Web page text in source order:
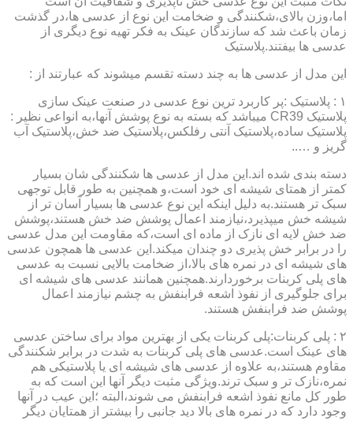
اما،وزن بالای،شکنندگی و ضخامت این نوع از عدسی ها،در گذشت
زمان باعث شد که سازندگان عینک به فکر تهیه نوع دیگری از
عدسی ها بیفتند.پلاستیک
این مدل از عدسی ها به چند دسته تقسم میشوند که عبارتند از :
۱ : پلاستیک :پر کاربرد ترین نوع عدسی در صنعت عینک سازی
پلاستیک CR39 میباشد که بسته به نوع پوشش آنها،به انواعی نظیر :
پلاستیک ساده،پلاستیک آنتی رفلکس،پلاستیک ضد خش،پلاستیک آب
گریز و …..
دسته بندی شده اند.این مدل از عدسی ها شکنندگی شان بسیار
کمتر از همتای شیشه ای خود است،و همچنین به طور قابل توجهی
سبک تر هستند.به دلیل اینکه این نوع عدسی ها بسیار آسان تر از
شیشه خش میپذیرد،نیازمند اعمال پوشش ضد خش هستند،پوشش
ضد خش لایه ای نازک از ماده ای است،که مقاومت این مدل عدسی
را در برابر خش پذیری دو چندان میکند.این عدسی ها همچون عدسی
های شیشه ای در نمره های بالا،از ضخامت بالایی نسبت به عدسی
های پلی کربنات برخوردارند.همچنین همانند عدسی های شیشه ای
برای جلوگیری از نفوذ اشعه فرابنفش به چشم نیازمند اعمال
پوشش ضد فرابنفش هستند.
۲ : پلی کربنات:پلی کربنات یکی از بهترین مواد برای ساختن عدسی
های عینک است.عدسی های پلی کربنات به شدت در برابر شکنندگی
مقاوم هستند،به علاوه از عدسی های شیشه ای یا پلاستیکی هم
نمره،نازک تر و سبک ترند.ویژگی مثبت دیگر آنها این است که به
طور کل مانع نفوذ اشعه فرابنفش می شوند،البته ؛این عیب در آنها
وجود دارد که در نمره های بالا دید جانبی را بیشتر از همتایان دیگر